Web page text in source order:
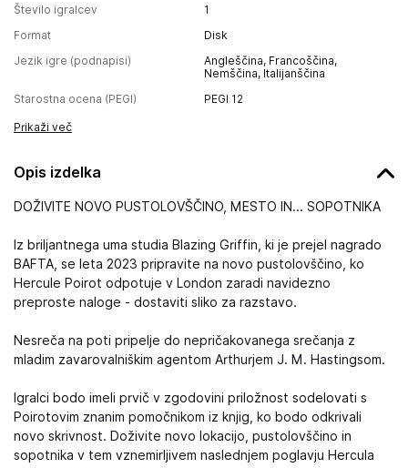
Število igralcev
1
Format
Disk
Jezik igre (podnapisi)
Angleščina, Francoščina,
Nemščina, Italijanščina
Starostna ocena (PEGI)
PEGI 12
Prikaži več
Opis izdelka
DOŽIVITE NOVO PUSTOLOVŠČINO, MESTO IN... SOPOTNIKA
Iz briljantnega uma studia Blazing Griffin, ki je prejel nagrado
BAFTA, se leta 2023 pripravite na novo pustolovščino, ko
Hercule Poirot odpotuje v London zaradi navidezno
preproste naloge - dostaviti sliko za razstavo.
Nesreča na poti pripelje do nepričakovanega srečanja z
mladim zavarovalniškim agentom Arthurjem J. M. Hastingsom.
Igralci bodo imeli prvič v zgodovini priložnost sodelovati s
Poirotovim znanim pomočnikom iz knjig, ko bodo odkrivali
novo skrivnost. Doživite novo lokacijo, pustolovščino in
sopotnika v tem vznemirljivem naslednjem poglavju Hercula